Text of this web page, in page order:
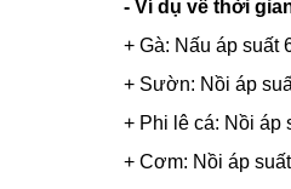
- Ví dụ về thời
+ Gà: Nấu áp suất
+ Sườn: Nồi áp
+ Phi lê cá: Nồi áp
+ Cơm: Nồi áp